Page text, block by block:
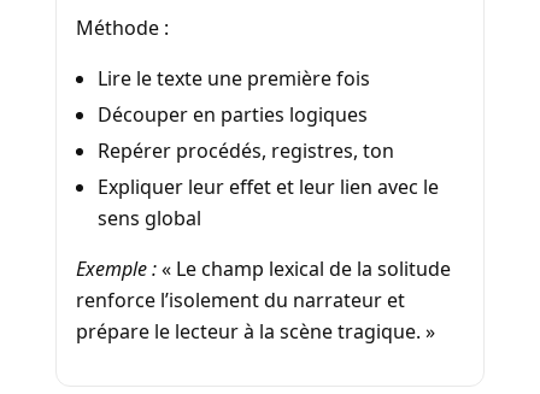
Méthode :
Lire le texte une première fois
Découper en parties logiques
Repérer procédés, registres, ton
Expliquer leur effet et leur lien avec le
sens global
Exemple :« Le champ lexical de la solitude
renforce l’isolement du narrateur et
prépare le lecteur à la scène tragique. »